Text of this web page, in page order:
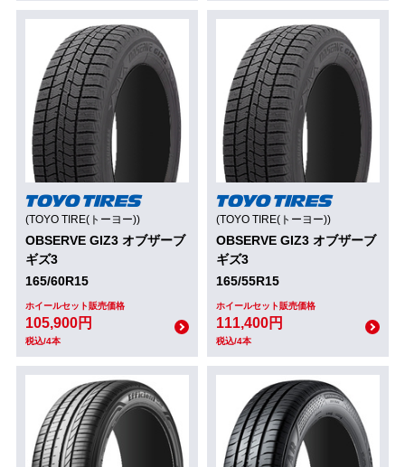
(TOYO TIRE(トーヨー))
OBSERVE GIZ3 オブザーブ
ギズ3
165/60R15
ホイールセット販売価格
105,900円
税込/4本
(TOYO TIRE(トーヨー))
OBSERVE GIZ3 オブザーブ
ギズ3
165/55R15
ホイールセット販売価格
111,400円
税込/4本